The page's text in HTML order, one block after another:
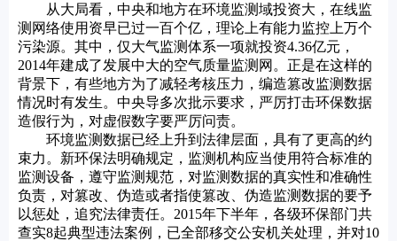
从大局看，中央和地方在环境监测域投资大，在线监
测网络使用资早已过一百个亿，理论上有能力监控上万个
污染源。其中，仅大气监测体系一项就投资4.36亿元，
2014年建成了发展中大的空气质量监测网。正是在这样的
背景下，有些地方为了减轻考核压力，编造篡改监测数据
情况时有发生。中央导多次批示要求，严厉打击环保数据
造假行为，对虚假数字要严厉问责。
环境监测数据已经上升到法律层面，具有了更高的约
束力。新环保法明确规定，监测机构应当使用符合标准的
监测设备，遵守监测规范，对监测数据的真实性和准确性
负责，对篡改、伪造或者指使篡改、伪造监测数据的要予
以惩处，追究法律责任。2015年下半年，各级环保部门共
查实8起典型违法案例，已全部移交公安机关处理，并对10